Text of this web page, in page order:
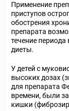
Применение
приступов
обострения
препарата
течение
диеты.
У детей с
высоких дозах
для препарата
времени, были
кишки